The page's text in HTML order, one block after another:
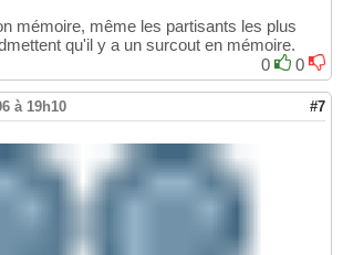
mémoire, même les partisants les plus
qu'il y a un surcout en mémoire.
0
0
à 19h10 #7